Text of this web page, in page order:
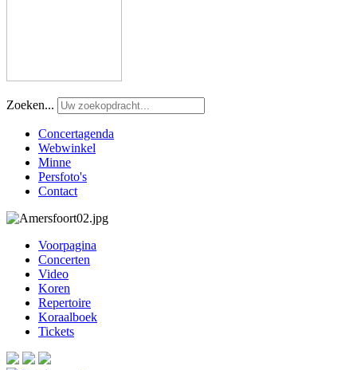
Zoeken...
Concertagenda
Webwinkel
Minne
Persfoto's
Contact
Voorpagina
Concerten
Video
Koren
Repertoire
Koraalboek
Tickets